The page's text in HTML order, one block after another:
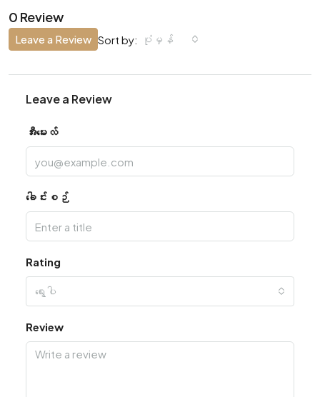
0 Review
Sort by: ပုံမှန်
Leave a Review
Leave a Review
အီးမေးလ်
ခေါင်းစဉ်
Rating
ရွေးပါ
Review